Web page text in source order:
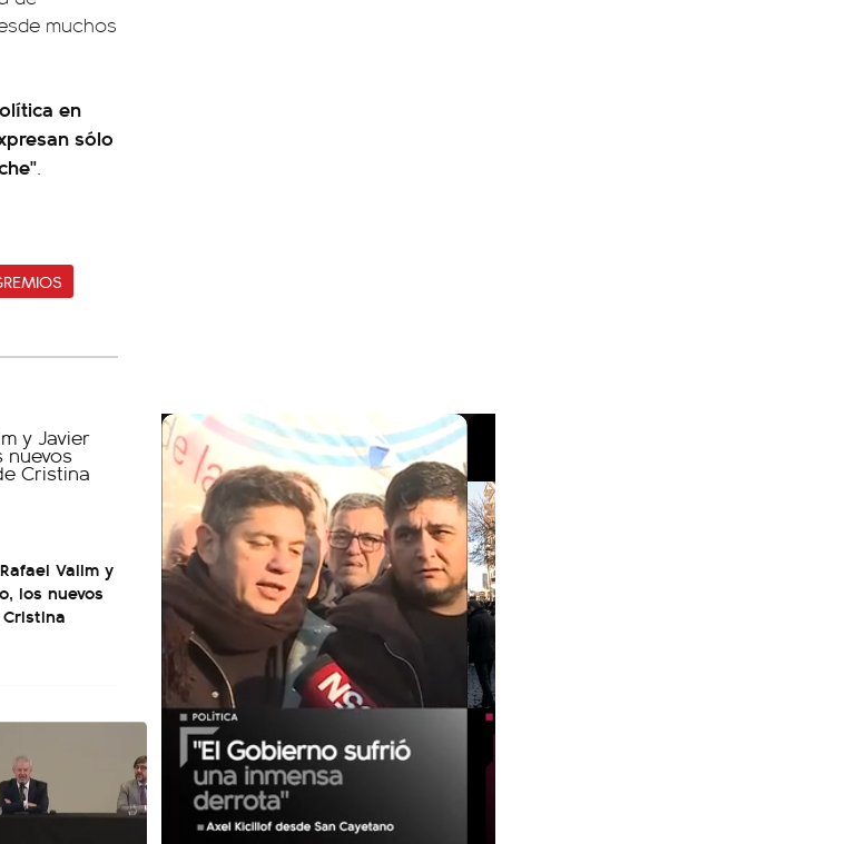
muchos
en
sólo
.
Valim y
los nuevos